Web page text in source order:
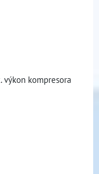
výkon kompresora